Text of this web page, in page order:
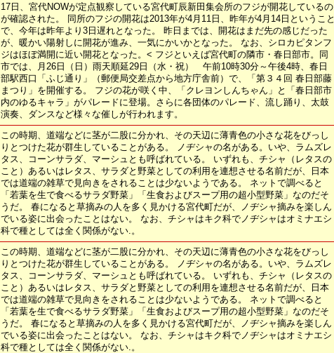
17日、宮代NOWが定点観察している宮代町辰新田集会所のフジが開花しているの
が確認された。 同所のフジの開花は2013年が4月11日、昨年が4月14日ということ
で、今年は昨年より3日遅れとなった。 昨日までは、開花はまだ先の感じだった
が、暖かい陽射しに開花が進み、一気にかいかとなった。 なお、シロカピタンフ
ジはほぼ満開に近い開花となった。< フジといえば宮代町の隣市・春日部市。同
市では、月26日（日）雨天順延29日（水・祝） 午前10時30分～午後4時、春日
部駅西口「ふじ通り」（郵便局交差点から地方庁舎前）で、「第３４回 春日部藤
まつり」を開催する。 フジの花が咲く中、「クレヨンしんちゃん」と「春日部市
内のゆるキャラ」がパレードに登場。さらに各団体のパレード、流し踊り、太鼓
演奏、ダンスなど様々な催しが行われます。
この時期、道端などに茎が二股に分かれ、その天辺に薄青色の小さな花をびっし
りとつけた花が群生していることがある。 ノヂシャの名がある。いや、ラムズレ
タス、コーンサラダ、マーシュとも呼ばれている。 いずれも、チシャ（レタスの
こと）あるいはレタス、サラダと野菜としての利用を連想させる名前だが、日本
では道端の雑草で見向きをされることは少ないようである。 ネットで調べると
「若葉を生で食べるサラダ野菜」「生食およびスープ用の超小型野菜」なのだそ
うだ。 春になると草摘みの人を多く見かける宮代町だが、ノヂシャ摘みを楽しん
でいる姿に出会ったことはない。 なお、チシャはキク科でノヂシャはオミナエシ
科で種としては全く関係がない.。
この時期、道端などに茎が二股に分かれ、その天辺に薄青色の小さな花をびっし
りとつけた花が群生していることがある。 ノヂシャの名がある。いや、ラムズレ
タス、コーンサラダ、マーシュとも呼ばれている。 いずれも、チシャ（レタスの
こと）あるいはレタス、サラダと野菜としての利用を連想させる名前だが、日本
では道端の雑草で見向きをされることは少ないようである。 ネットで調べると
「若葉を生で食べるサラダ野菜」「生食およびスープ用の超小型野菜」なのだそ
うだ。 春になると草摘みの人を多く見かける宮代町だが、ノヂシャ摘みを楽しん
でいる姿に出会ったことはない。 なお、チシャはキク科でノヂシャはオミナエシ
科で種としては全く関係がない.。